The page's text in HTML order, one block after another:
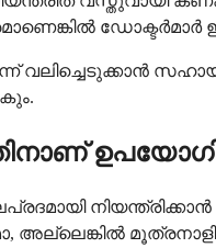
ഡോക്ടർമാർ ഇത്
വലിച്ചെടുക്കാൻ
അല്ലെങ്കിൽ